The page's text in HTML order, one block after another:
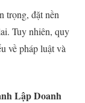
trọng, đặt nền
Tuy nhiên, quy
về pháp luật và
Lập Doanh